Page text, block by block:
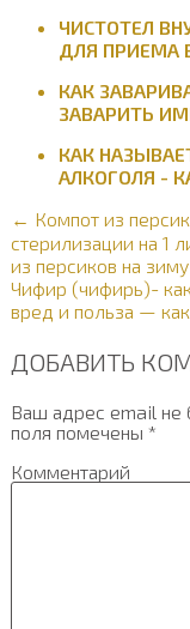
ЧИСТОТЕЛ
ДЛЯ ПРИЕМА
КАК
ЗАВАРИТЬ
КАК
АЛКОГОЛЯ -
← Компот из
стерилизации на 1
из персиков на
Чифир (чифирь)- как
вред и польза —
ДОБАВИТЬ
Ваш адрес email не
поля помечены *
Комментарий